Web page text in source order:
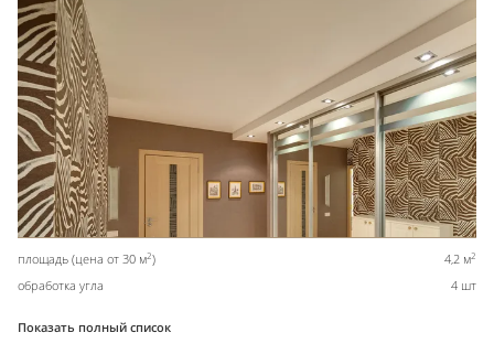
площадь (цена от 30 м2) 4,2 м2
обработка угла 4 шт
Показать полный список